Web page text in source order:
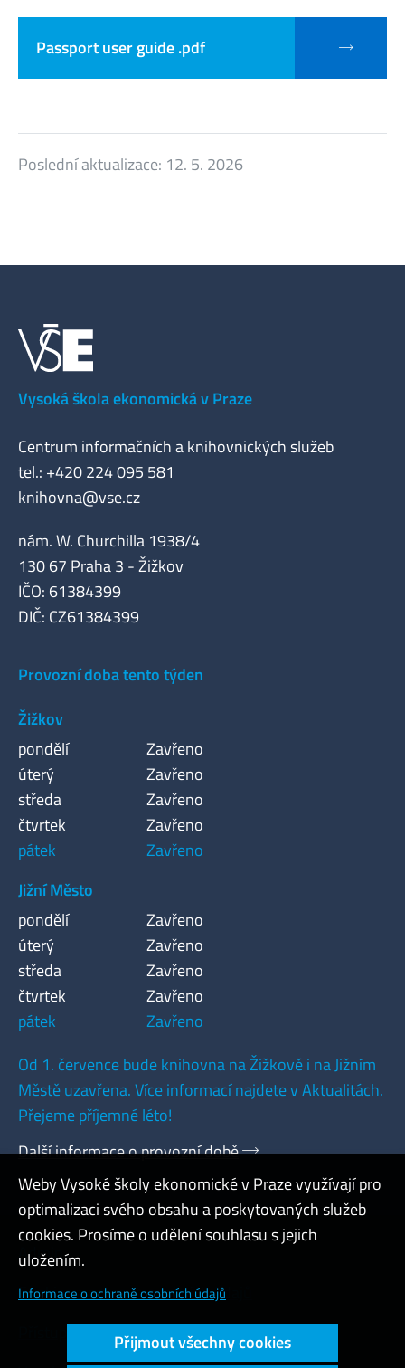
Passport user guide .pdf
Poslední aktualizace: 12. 5. 2026
Vysoká škola ekonomická v Praze
Centrum informačních a knihovnických služeb
tel.: +420 224 095 581
knihovna@vse.cz
nám. W. Churchilla 1938/4
130 67 Praha 3 - Žižkov
IČO: 61384399
DIČ: CZ61384399
Provozní doba tento týden
Žižkov
pondělí
Zavřeno
úterý
Zavřeno
středa
Zavřeno
čtvrtek
Zavřeno
pátek
Zavřeno
Jižní Město
pondělí
Zavřeno
úterý
Zavřeno
středa
Zavřeno
čtvrtek
Zavřeno
pátek
Zavřeno
Od 1. července bude knihovna na Žižkově i na Jižním
Městě uzavřena. Více informací najdete v Aktualitách.
Přejeme příjemné léto!
Další informace o provozní době
Admin
Cookies a ochrana osobních údajů
Přístupnost webu
Weby Vysoké školy ekonomické v Praze využívají pro
optimalizaci svého obsahu a poskytovaných služeb
cookies. Prosíme o udělení souhlasu s jejich
uložením.
Informace o ochraně osobních údajů
Přijmout všechny cookies